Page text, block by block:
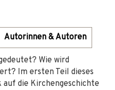
Autorinnen & Autoren
Wie wird
Im ersten Teil dieses
auf die Kirchengeschichte